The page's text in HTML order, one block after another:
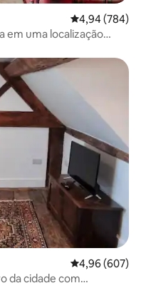
4,94 de uma
4,94 (784)
em uma localização
4,96 de uma
4,96 (607)
da cidade com